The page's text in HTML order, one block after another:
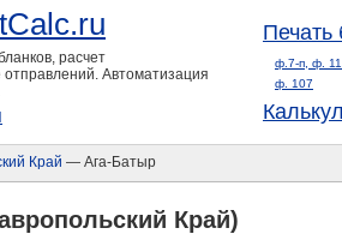
расчет
отправлений. Автоматизация
Печать
ф.7-п, ф.
ф. 107
Край — Ага-Батыр
Край)